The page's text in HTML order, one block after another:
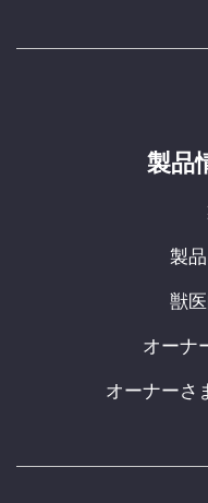
製品
製
獣
オーナ
オーナーさ